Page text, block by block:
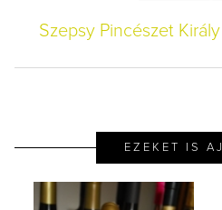
Szepsy Pincészet
EZEKET IS